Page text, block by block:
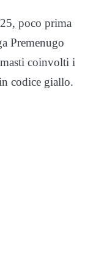
poco prima
Premenugo
coinvolti i
codice giallo.